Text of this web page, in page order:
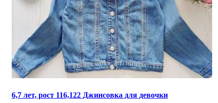
6,7 лет, рост 116,122 Джинсовка для девочки